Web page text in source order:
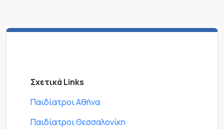
Σχετικά Links
Παιδίατροι Αθήνα
Παιδίατροι Θεσσαλονίκη